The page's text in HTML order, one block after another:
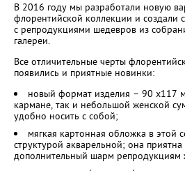
В 2016 году мы разработали новую
флорентийской коллекции и
с репродукциями шедевров из
галереи.
Все отличительные черты
появились и приятные новинки:
новый формат изделия – 90 х117
кармане, так и небольшой женской
удобно носить с собой;
мягкая картонная обложка в этой
структурой акварельной; она
дополнительный шарм репродукциям